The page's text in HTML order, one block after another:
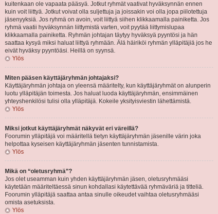
kuitenkaan ole vapaata pääsyä. Jotkut ryhmät vaativat hyväksynnän ennen
kuin voit liittyä. Jotkut voivat olla suljettuja ja joissakin voi olla jopa piilotettuja
jäsenyyksiä. Jos ryhmä on avoin, voit liittyä siihen klikkaamalla painiketta. Jos
ryhmä vaatii hyväksynnän liittymistä varten, voit pyytää liittymislupaa
klikkaamalla painiketta. Ryhmän johtajan täytyy hyväksyä pyyntösi ja hän
saattaa kysyä miksi haluat liittyä ryhmään. Älä häiriköi ryhmän ylläpitäjiä jos he
eivät hyväksy pyyntöäsi. Heillä on syynsä.
Ylös
Miten pääsen käyttäjäryhmän johtajaksi?
Käyttäjäryhmän johtaja on yleensä määritelty, kun käyttäjäryhmät on alunperin
luotu ylläpitäjän toimesta. Jos haluat luoda käyttäjäryhmän, ensimmäinen
yhteyshenkilösi tulisi olla ylläpitäjä. Kokeile yksityisviestin lähettämistä.
Ylös
Miksi jotkut käyttäjäryhmät näkyvät eri väreillä?
Foorumin ylläpitäjä voi määritellä tietyn käyttäjäryhmän jäsenille värin joka
helpottaa kyseisen käyttäjäryhmän jäsenten tunnistamista.
Ylös
Mikä on “oletusryhmä”?
Jos olet useamman kuin yhden käyttäjäryhmän jäsen, oletusryhmääsi
käytetään määriteltäessä sinun kohdallasi käytettävää ryhmäväriä ja titteliä.
Foorumin ylläpitäjä saattaa antaa sinulle oikeudet vaihtaa oletusryhmääsi
omista asetuksista.
Ylös